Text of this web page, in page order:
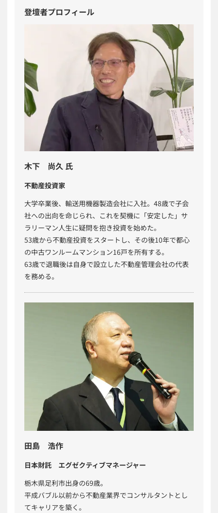
登壇者プロフィール
木下 尚久 氏
不動産投資家
大学卒業後、輸送用機器製造会社に入社。48歳で子会
社への出向を命じられ、これを契機に「安定した」サ
ラリーマン人生に疑問を抱き投資を始めた。
53歳から不動産投資をスタートし、その後10年で都心
の中古ワンルームマンション16戸を所有する。
63歳で退職後は自身で設立した不動産管理会社の代表
を務める。
田島 浩作
日本財託 エグゼクティブマネージャー
栃木県足利市出身の69歳。
平成バブル以前から不動産業界でコンサルタントとし
てキャリアを築く。